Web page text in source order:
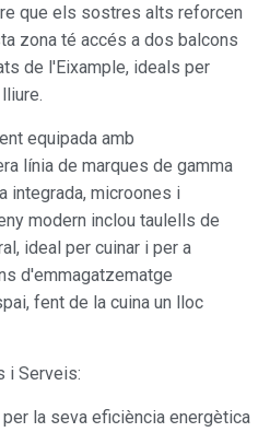
que els sostres alts reforcen
zona té accés a dos balcons
de l'Eixample, ideals per
equipada amb
línia de marques de gamma
integrada, microones i
modern inclou taulells de
ideal per cuinar i per a
d'emmagatzematge
fent de la cuina un lloc
i Serveis:
la seva eficiència energètica
Sempre activades
pròpies per recopilar
millorar els nostres serveis.
l'acceptació de la instal·lació
la possibilitat de configurar el
que haurà de tenir en
podrà ocasionar dificultats de